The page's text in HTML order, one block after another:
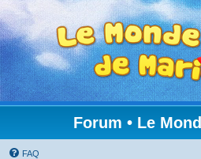
Forum • Le
FAQ